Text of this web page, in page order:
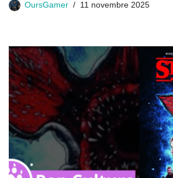
OursGamer 11 novembre 2025